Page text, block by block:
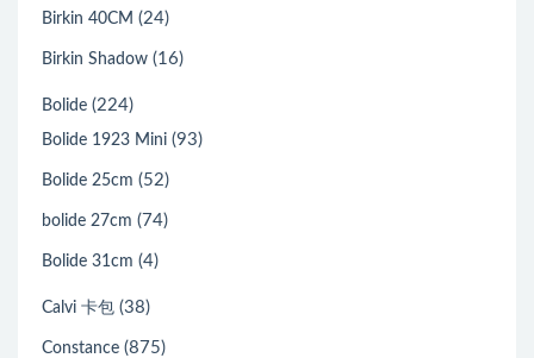
Birkin 40CM (24)
Birkin Shadow (16)
Bolide (224)
Bolide 1923 Mini (93)
Bolide 25cm (52)
bolide 27cm (74)
Bolide 31cm (4)
Calvi 卡包 (38)
Constance (875)